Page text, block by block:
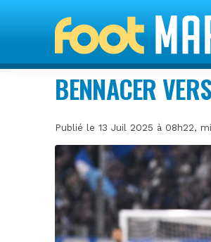
BENNACER
Publié le 13 Juil 2025 à 08h22,